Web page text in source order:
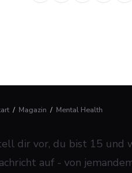
/ Magazin / Mental Health
dir vor, du bist 15 und
auf - von